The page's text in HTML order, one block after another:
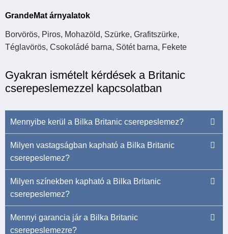
GrandeMat árnyalatok
Borvörös, Piros, Mohazöld, Szürke, Grafitszürke,
Téglavörös, Csokoládé barna, Sötét barna, Fekete
Gyakran ismételt kérdések a Britanic
cserepeslemezzel kapcsolatban
Mennyibe kerül a Bilka Britanic cserepeslemez?
A Bilka Britanic cserepeslemez ára a választott vastagságtól és
felületi bevonattól függ. Az aktuális árakról és elérhető színekről
kérje ajánlatunkat!
Milyen vastagságban kapható a Bilka Britanic
cserepeslemez?
A Bilka Britanic cserepeslemez jellemzően0,45 mm
0,50 mm
vastagságban rendelhető. A pontos választható vastagság a
bevonattípustól és a gyártói kínálattól függ. Mindkét változat
megfelel a tetőfedési követelményeknek, a vastagabb lemez
nagyobb mechanikai ellenállással rendelkezik.
Milyen színekben kapható a Bilka Britanic
cserepeslemez?
A Britanic típus széles színválasztékban rendelhető, többféle
RAL színben, matt és fényes felülettel egyaránt.
Mennyi garancia jár a Bilka Britanic
cserepeslemezre?